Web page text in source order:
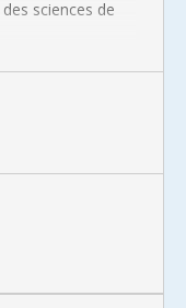
sciences de
et la Ville de
ludiques.